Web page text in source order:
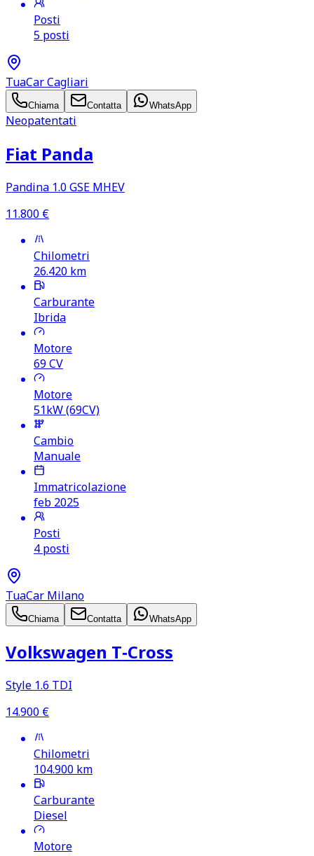
Posti
5 posti
TuaCar Cagliari
Chiama Contatta WhatsApp
Neopatentati
Fiat Panda
Pandina 1.0 GSE MHEV
11.800 €
Chilometri
26.420 km
Carburante
Ibrida
Motore
69CV
Motore
51kW (69CV)
Cambio
Manuale
Immatricolazione
feb 2025
Posti
4 posti
TuaCar Milano
Chiama Contatta WhatsApp
Volkswagen T‑Cross
Style 1.6 TDI
14.900 €
Chilometri
104.900 km
Carburante
Diesel
Motore